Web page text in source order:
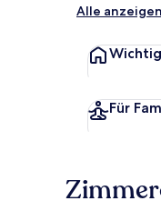
Alle anzeigen
Für